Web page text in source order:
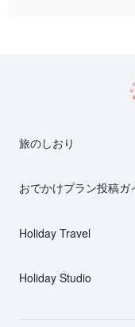
旅のしおり
おでかけプラン投稿ガ
Holiday Travel
Holiday Studio